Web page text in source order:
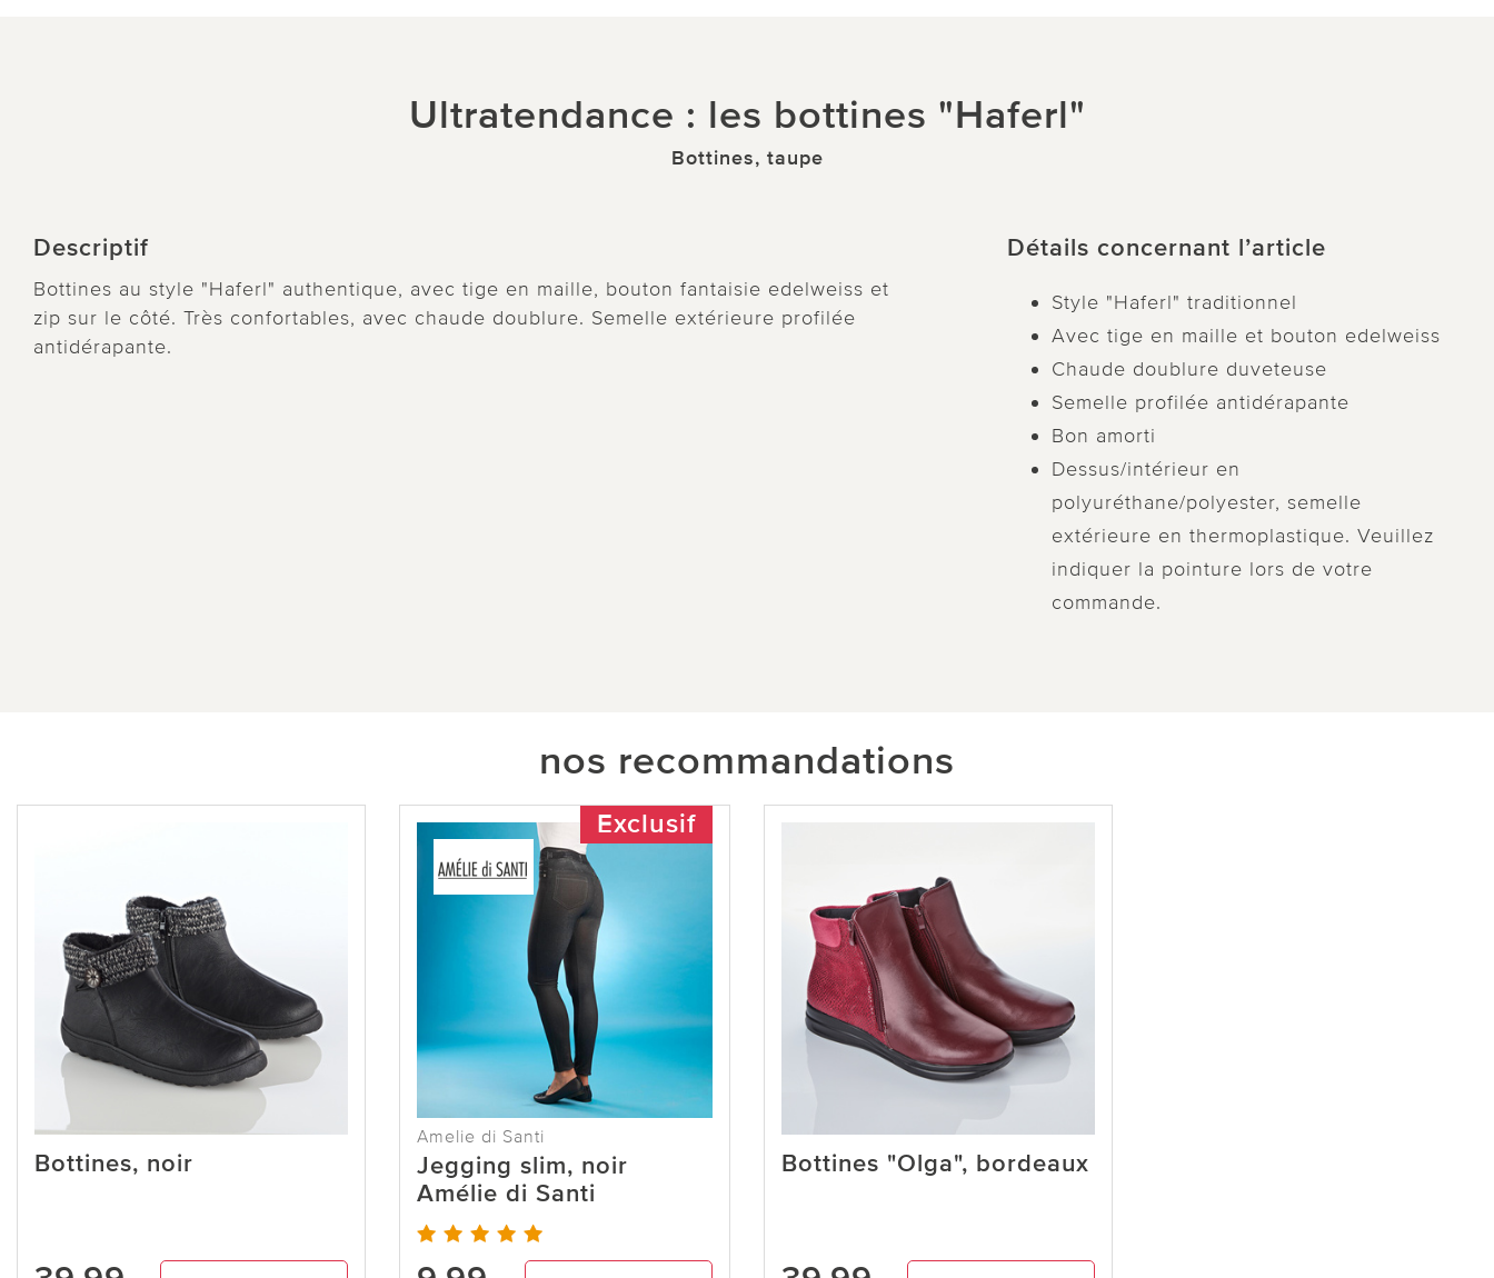
Ultratendance : les bottines "Haferl"
Bottines, taupe
Descriptif
Bottines au style "Haferl" authentique, avec tige en maille, bouton fantaisie edelweiss et
zip sur le côté. Très confortables, avec chaude doublure. Semelle extérieure profilée
antidérapante.
Détails concernant l’article
Style "Haferl" traditionnel
Avec tige en maille et bouton edelweiss
Chaude doublure duveteuse
Semelle profilée antidérapante
Bon amorti
Dessus/intérieur en
polyuréthane/polyester, semelle
extérieure en thermoplastique. Veuillez
indiquer la pointure lors de votre
commande.
nos recommandations
Bottines, noir
Exclusif
Amelie di Santi
Jegging slim, noir
Amélie di Santi
Bottines "Olga", bordeaux